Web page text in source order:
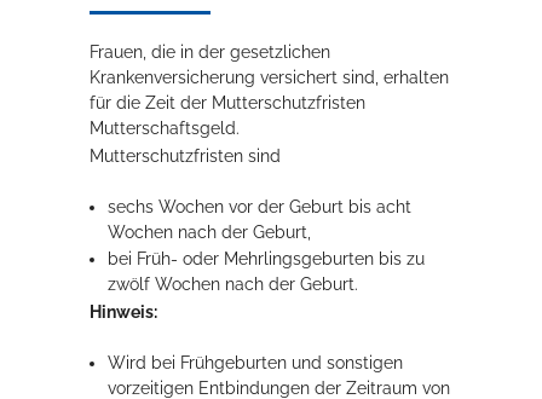
Wirtschaft
Rathaus
Service
Konzerte, Tagungen und vieles mehr
Frauen, die in der gesetzlichen
Krankenversicherung versichert sind, erhalten
für die Zeit der Mutterschutzfristen
Mutterschaftsgeld.
Mutterschutzfristen sind
sechs Wochen vor der Geburt bis acht
Wochen nach der Geburt,
bei Früh- oder Mehrlingsgeburten bis zu
zwölf Wochen nach der Geburt.
Hinweis:
Wird bei Frühgeburten und sonstigen
vorzeitigen Entbindungen der Zeitraum von